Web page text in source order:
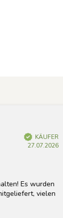
KÄUFER
27.07.2026
Es wurden
vielen